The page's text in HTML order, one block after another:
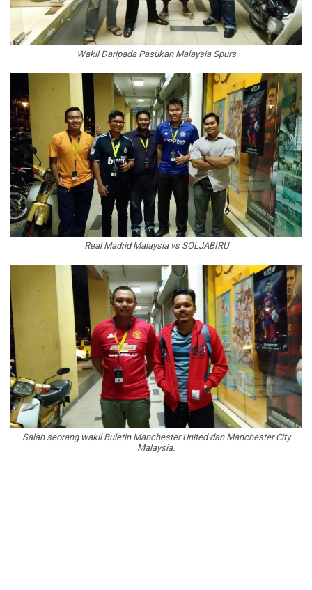
Wakil Daripada Pasukan Malaysia Spurs
Real Madrid Malaysia vs SOLJABIRU
Salah seorang wakil Buletin Manchester United dan Manchester City
Malaysia.